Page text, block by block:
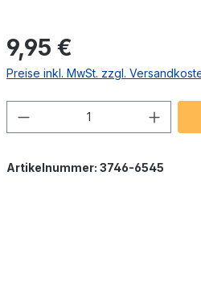
Regulärer Preis:
9,95 €
Preise inkl. MwSt. zzgl.
Produkt Anzahl:
Artikelnummer: 3746-6545